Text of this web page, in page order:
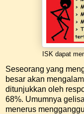
ISK dapat
Seseorang yang
besar akan
ditunjukkan oleh
68%. Umumnya
menerus